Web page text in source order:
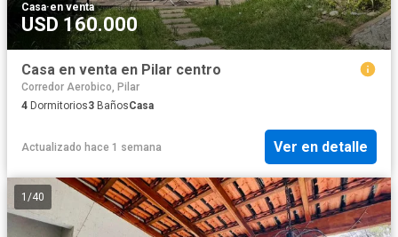
Casa·en venta
USD 160.000
Casa en venta en Pilar centro
Corredor Aerobico, Pilar
4 Dormitorios3 BañosCasa
Actualizado hace 1 semana Ver en detalle
1 /40